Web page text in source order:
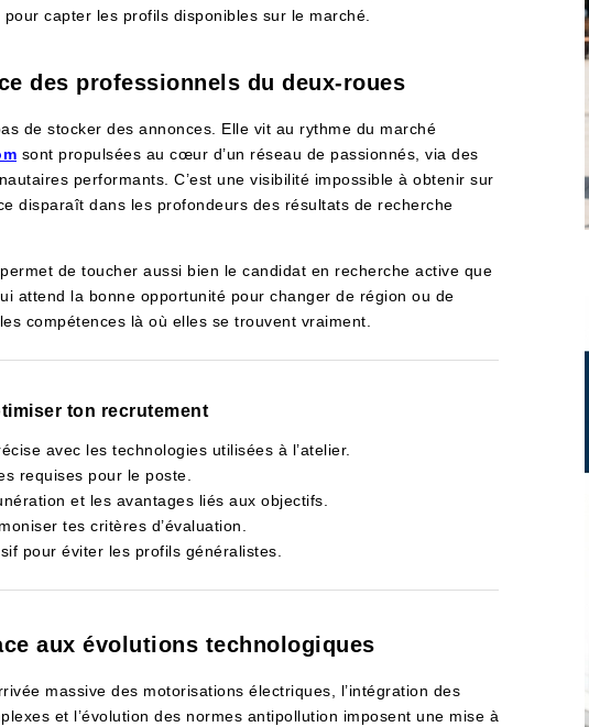
capter les profils disponibles sur le marché.
des professionnels du deux-roues
de stocker des annonces. Elle vit au rythme du marché
sont propulsées au cœur d’un réseau de passionnés, via des
performants. C’est une visibilité impossible à obtenir sur
disparaît dans les profondeurs des résultats de recherche
de toucher aussi bien le candidat en recherche active que
attend la bonne opportunité pour changer de région ou de
compétences là où elles se trouvent vraiment.
ton recrutement
avec les technologies utilisées à l’atelier.
requises pour le poste.
et les avantages liés aux objectifs.
tes critères d’évaluation.
pour éviter les profils généralistes.
aux évolutions technologiques
massive des motorisations électriques, l’intégration des
et l’évolution des normes antipollution imposent une mise à